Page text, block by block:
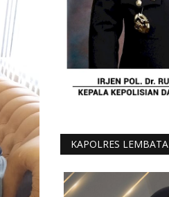
KAPOLRES LEMBATA